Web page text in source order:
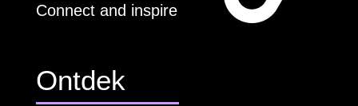
Connect and inspire
Ontdek